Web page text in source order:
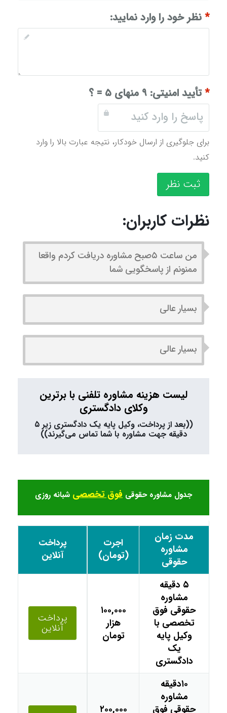
*نظر خود را وارد نمایید:
*تأیید امنیتی: ۹ منهای ۵ = ؟
برای جلوگیری از ارسال خودکار، نتیجه عبارت بالا را وارد
کنید.
ثبت نظر
نظرات کاربران:
من ساعت ۵صبح مشاوره دریافت کردم واقعا
ممنونم از پاسخگویی شما
بسیار عالی
بسیار عالی
لیست هزینه مشاوره تلفنی با برترین
وکلای دادگستری
((بعد از پرداخت، وکیل پایه یک دادگستری زیر ۵
دقیقه جهت مشاوره با شما تماس می‌گیرند))
جدول مشاوره حقوقی فوق تخصصی شبانه روزی
مدت زمان
مشاوره
حقوقی
اجرت
(تومان)
پرداخت
آنلاین
۵ دقیقه
مشاوره
حقوقی فوق
تخصصی با
وکیل پایه
یک
دادگستری
۱۰۰,۰۰۰
هزار
تومان
پرداخت
آنلاین
۱۰دقیقه
مشاوره
حقوقی فوق
۲۰۰,۰۰۰